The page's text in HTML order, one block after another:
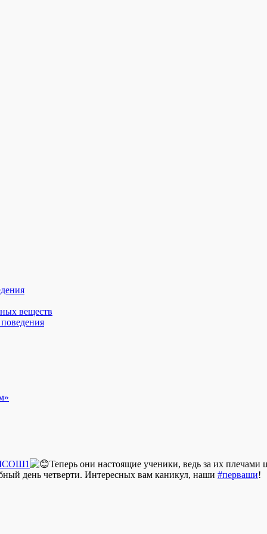
веществ
Теперь они настоящие ученики, ведь за их плечами
день четверти. Интересных вам каникул, наши #перваши!